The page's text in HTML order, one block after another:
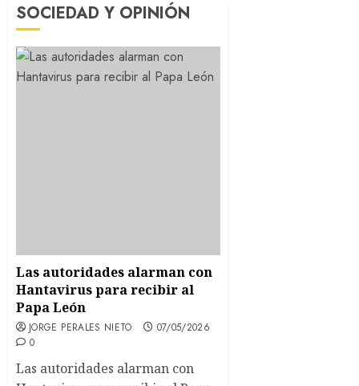
SOCIEDAD Y OPINIÓN
Las autoridades alarman con
Hantavirus para recibir al
Papa León
JORGE PERALES NIETO
07/05/2026
0
Las autoridades alarman con